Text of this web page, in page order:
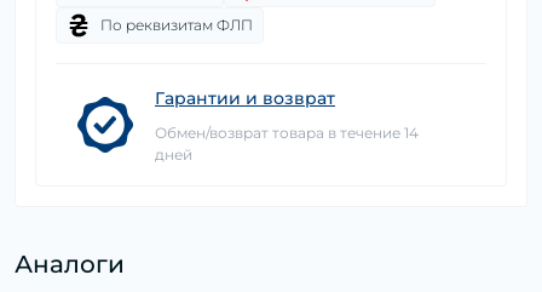
По реквизитам ФЛП
Гарантии и возврат
Обмен/возврат товара в течение 14
дней
Аналоги